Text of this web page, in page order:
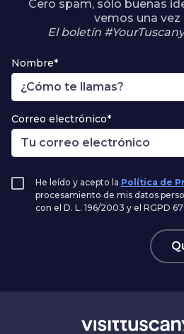
Cero spam, sólo buenas
vemos una vez
El boletín
Nombre*
Correo electrónico*
He leído y acepto la Política de
procesamiento de mis datos
con el D. L. 196/2003 y el RGPD